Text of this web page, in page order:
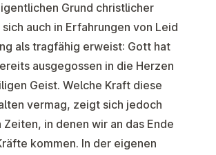
Grund christlicher
auch in Erfahrungen von Leid
als tragfähig erweist: Gott hat
ausgegossen in die Herzen
Geist. Welche Kraft diese
vermag, zeigt sich jedoch
in denen wir an das Ende
kommen. In der eigenen